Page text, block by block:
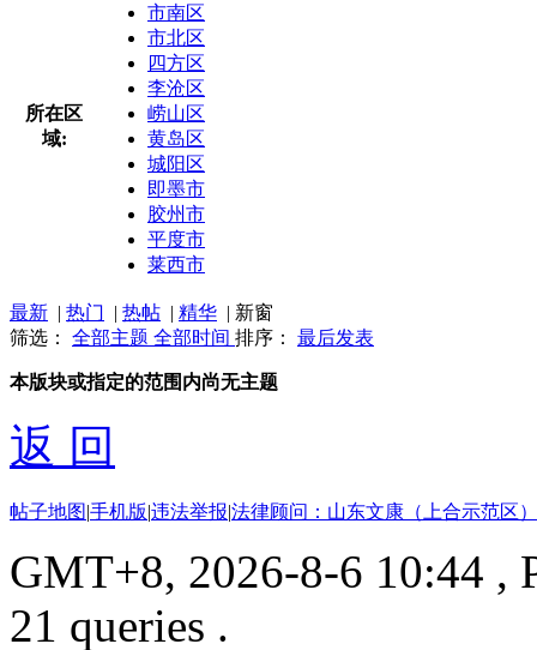
所在区
域:
市南区
市北区
四方区
李沧区
崂山区
黄岛区
城阳区
即墨市
胶州市
平度市
莱西市
最新 | 热门 | 热帖 | 精华 | 新窗
筛选： 全部主题 全部时间 排序： 最后发表
本版块或指定的范围内尚无主题
返 回
帖子地图|手机版|违法举报|法律顾问：山东文康（上合示范区
GMT+8, 2026-8-6 10:44 ,
21 queries .